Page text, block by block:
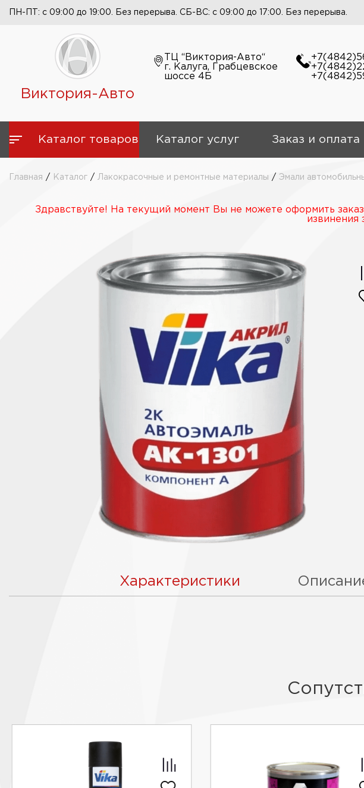
ПН-ПТ: с 09:00 до 19:00. Без перерыва. СБ-ВС: с 09:00 до 17:00. Без перерыва.
Виктория-Авто
ТЦ “Виктория-Авто“
г. Калуга, Грабцевское
шоссе 4Б
Каталог товаров Каталог услуг Заказ и оплата
Главная / Каталог / Лакокрасочные и ремонтные материалы / Эмали
Здравствуйте! На текущий момент Вы не можете оформить
извинения
Характеристики